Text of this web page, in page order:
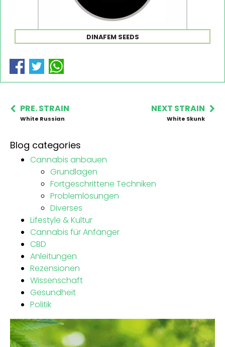
DINAFEM SEEDS
PRE. STRAIN
White Russian
NEXT STRAIN
White Skunk
Blog categories
Cannabis anbauen
Grundlagen
Fortgeschrittene Techniken
Problemlösungen
Diverses
Lifestyle & Kultur
Cannabis für Anfänger
CBD
Anleitungen
Rezensionen
Wissenschaft
Gesundheit
Politik